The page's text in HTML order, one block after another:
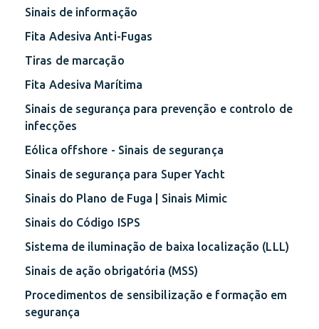
Sinais de informação
Fita Adesiva Anti-Fugas
Tiras de marcação
Fita Adesiva Marítima
Sinais de segurança para prevenção e controlo de
infecções
Eólica offshore - Sinais de segurança
Sinais de segurança para Super Yacht
Sinais do Plano de Fuga | Sinais Mimic
Sinais do Código ISPS
Sistema de iluminação de baixa localização (LLL)
Sinais de ação obrigatória (MSS)
Procedimentos de sensibilização e formação em
segurança